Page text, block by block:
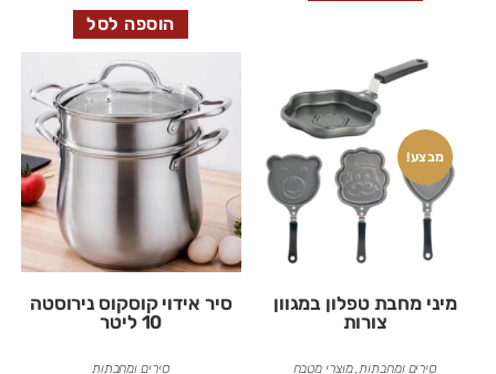
הוספה לסל
מבצע!
מיני מחבת טפלון במגוון
צורות
סירים ומחבתות,מוצרי מטבח
סיר אידוי קוסקוס נירוסטה
10 ליטר
סירים ומחבתות